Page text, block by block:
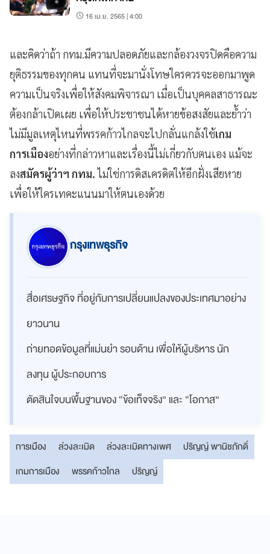
16 เม.ย. 2565 | 4:00
และคิดว่าถ้า กทม.มีความปลอดภัยและกล้องวงจรปิด​คือความ
ยุติธรรม​ของทุกคน​ แทนที่จะมานั่งโทษใครควรจะออกมาพูด
ความเป็นจริงเพื่อให้สังคมพิจารณา​ เมื่อเป็นบุคคล​สาธารณะ​
ต้องกล้าเปิดเผย เพื่อให้ประชาชนได้หายข้อสงสัย​และย้ำว่า ​
ไม่มีมูลเหตุ​ไหนที่พรรคก้าวไกลจะไปกลั่นแกล้ง​ใช้เกม
การเมืองอย่างที่กล่าวหา​และเรื่องนี้ไม่เกี่ยวกับตนเอง แม้จะ
ลงสมัครผู้ว่าฯ กทม.ไม่ใช่การดิสเครดิตให้อีกฝั่งเสียหาย
เพื่อให้ใครเทคะแนนมาให้ตนเองด้วย
กรุงเทพธุรกิจ
สื่อเศรษฐกิจ ที่อยู่กับการเปลี่ยนแปลงของประเทศมาอย่าง
ยาวนาน
ถ่ายทอดข้อมูลที่แม่นยำ รอบด้าน เพื่อให้ผู้บริหาร นัก
ลงทุน ผู้ประกอบการ
ตัดสินใจบนพื้นฐานของ “ข้อเท็จจริง” และ “โอกาส”
การเมือง ล่วงละเมิด ล่วงละเมิดทางเพศ
ปริญญ์ พานิชภักดิ์
เกมการเมือง
พรรคก้าวไกล ปริญญ์